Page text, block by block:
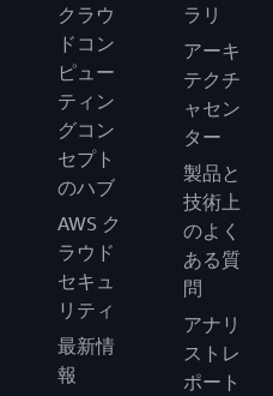
クラウ
ドコン
ピュー
ティン
グコン
セプト
のハブ
AWS ク
ラウド
セキュ
リティ
最新情
報
ラリ
アーキ
テクチ
ャセン
ター
製品と
技術上
のよく
ある質
問
アナリ
ストレ
ポート